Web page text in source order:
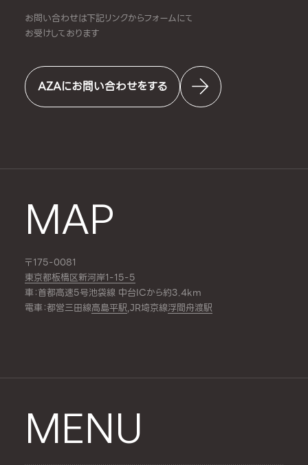
お問い合わせは下記リンクからフォームにて
お受けしております
AZAにお問い合わせをする
MAP
〒175-0081
東京都板橋区新河岸1-15-5
車：首都高速5号池袋線 中台ICから約3.4km
電車：都営三田線高島平駅,JR埼京線浮間舟渡駅
MENU